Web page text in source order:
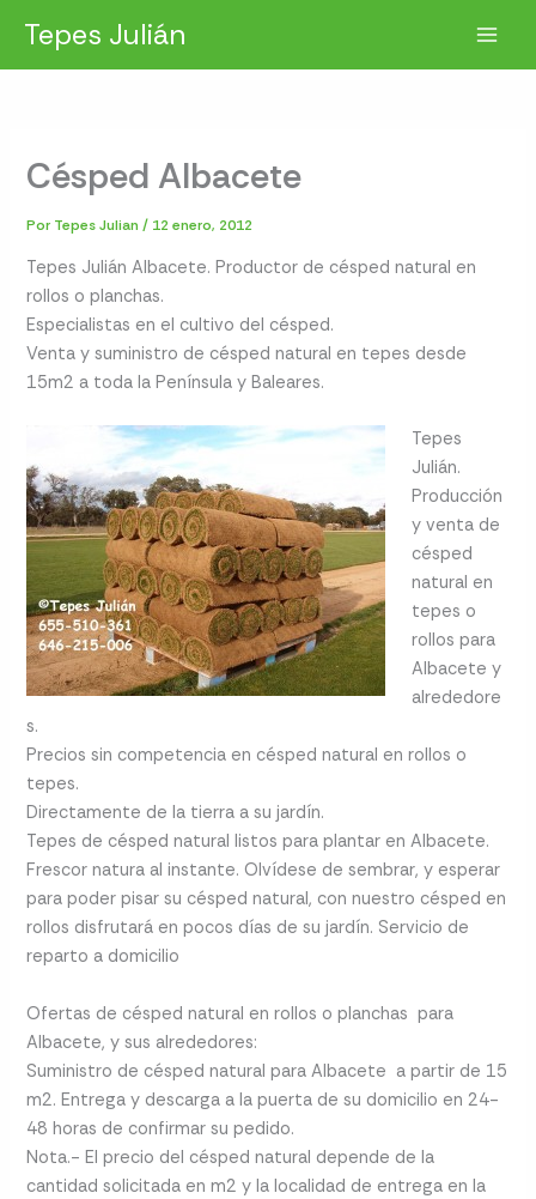
contenido
Tepes Julián
Césped Albacete
Por Tepes Julian/ 12 enero, 2012
Tepes Julián Albacete. Productor de césped natural en
rollos o planchas.
Especialistas en el cultivo del césped.
Venta y suministro de césped natural en tepes desde
15m2 a toda la Península y Baleares.
Tepes
Julián.
Producción
y venta de
césped
natural en
tepes o
rollos para
Albacete y
alrededore
s.
Precios sin competencia en césped natural en rollos o
tepes.
Directamente de la tierra a su jardín.
Tepes de césped natural listos para plantar en Albacete.
Frescor natura al instante. Olvídese de sembrar, y esperar
para poder pisar su césped natural, con nuestro césped en
rollos disfrutará en pocos días de su jardín. Servicio de
reparto a domicilio
Ofertas de césped natural en rollos o planchas para
Albacete, y sus alrededores:
Suministro de césped natural para Albacete a partir de 15
m2. Entrega y descarga a la puerta de su domicilio en 24-
48 horas de confirmar su pedido.
Nota.- El precio del césped natural depende de la
cantidad solicitada en m2 y la localidad de entrega en la